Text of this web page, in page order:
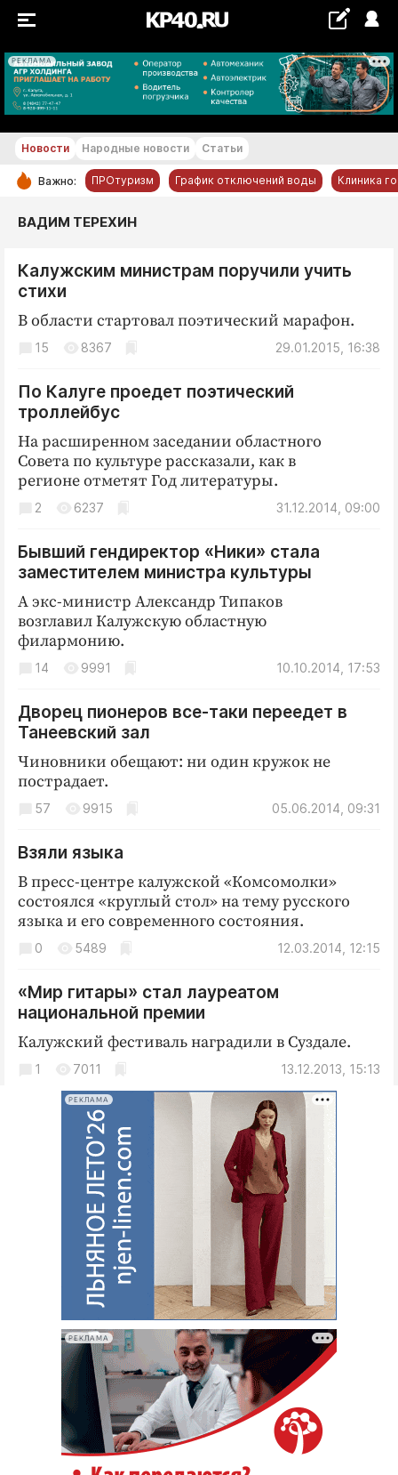
РЕКЛАМА
+22...+23 °С
РУБРИКИ
Новости компаний
Народные новости
Авто и транспорт
Благоустройство
Криминал
Культура
Недвижимость и ЖКХ
Образование
Общество
Погода
Праздники
Происшествия
Спорт
Экономика и бизнес
Блоги
Медиаперсона
Интересное чтиво
Бренд года
Работодатель года
Новости Народные новости Статьи
Важно: ПРОтуризм График отключений воды Клиника
ВАДИМ ТЕРЕХИН
Калужским министрам поручили учить
стихи
В области стартовал поэтический марафон.
29.01.2015, 16:38
15 8367
По Калуге проедет поэтический
троллейбус
На расширенном заседании областного
Совета по культуре рассказали, как в
регионе отметят Год литературы.
31.12.2014, 09:00
2 6237
Бывший гендиректор «Ники» стала
заместителем министра культуры
А экс-министр Александр Типаков
возглавил Калужскую областную
филармонию.
10.10.2014, 17:53
14 9991
Дворец пионеров все-таки переедет в
Танеевский зал
Чиновники обещают: ни один кружок не
пострадает.
05.06.2014, 09:31
57 9915
Взяли языка
В пресс-центре калужской «Комсомолки»
состоялся «круглый стол» на тему русского
языка и его современного состояния.
12.03.2014, 12:15
0 5489
«Мир гитары» ­стал лауреатом
национальной премии
Калужский фестиваль наградили в Суздале.
13.12.2013, 15:13
1 7011
РЕКЛАМА
РЕКЛАМА